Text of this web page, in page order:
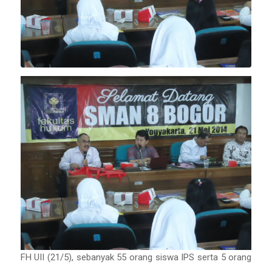
FH UII (21/5), sebanyak 55 orang siswa IPS serta 5 orang